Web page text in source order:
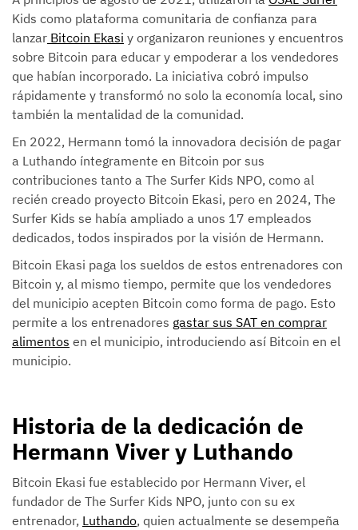
Kids como plataforma comunitaria de confianza para
lanzar Bitcoin Ekasi y organizaron reuniones y encuentros
sobre Bitcoin para educar y empoderar a los vendedores
que habían incorporado. La iniciativa cobró impulso
rápidamente y transformó no solo la economía local, sino
también la mentalidad de la comunidad.
En 2022, Hermann tomó la innovadora decisión de pagar
a Luthando íntegramente en Bitcoin por sus
contribuciones tanto a The Surfer Kids NPO, como al
recién creado proyecto Bitcoin Ekasi, pero en 2024, The
Surfer Kids se había ampliado a unos 17 empleados
dedicados, todos inspirados por la visión de Hermann.
Bitcoin Ekasi paga los sueldos de estos entrenadores con
Bitcoin y, al mismo tiempo, permite que los vendedores
del municipio acepten Bitcoin como forma de pago. Esto
permite a los entrenadores gastar sus SAT en comprar
alimentos en el municipio, introduciendo así Bitcoin en el
municipio.
Historia de la dedicación de
Hermann Viver y Luthando
Bitcoin Ekasi fue establecido por Hermann Viver, el
fundador de The Surfer Kids NPO, junto con su ex
entrenador, Luthando, quien actualmente se desempeña